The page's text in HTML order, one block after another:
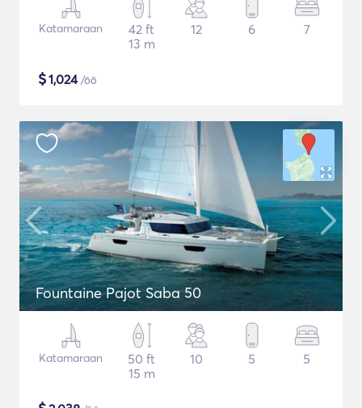
Katamaraan
42 ft
13 m
12 6 7
$1,024/öö
Fountaine Pajot Saba 50
Katamaraan
50 ft
15 m
10 5 5